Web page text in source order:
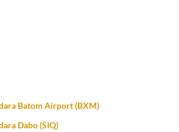
Batom Airport (BXM)
Dabo (SIQ)